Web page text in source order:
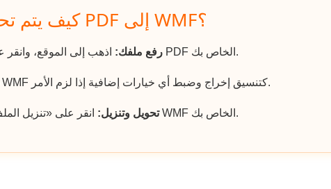
كيف يتم تحويل PDF إلى WMF؟
رفع ملفك: اذهب إلى الموقع، وانقر على «رفع ملف» واختر ملف PDF الخاص بك.
اختر WMF كتنسيق إخراج وضبط أي خيارات إضافية إذا لزم الأمر.
تحويل وتنزيل: انقر على «تنزيل الملف المحول» للحصول على ملف WMF الخاص بك.